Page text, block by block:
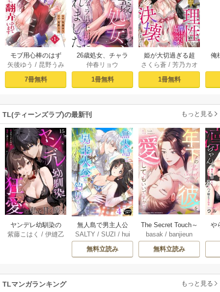
モブ用心棒のはず
ですが、年下帝国
外交官（アイド
ル）様の執着（溺
います【単話版】 1
話
矢後ゆう / 昆野うみ
7冊無料
26歳処女、チャラ
男上司に抱かれま
した【電子単行本
版おまけ付き】 1巻
仲春リョウ
1冊無料
姫が大切過ぎる超
堅物騎士の理性
が、媚薬で決壊し
ました。 1巻
さくら蒼/ 芳乃カオ
1冊無料
俺
TL(ティーンズラブ)の最新刊 もっと見る
ヤンデレ幼馴染の
狂愛は私を甘く壊
ミ】 15巻
紫藤こはく / 伊縫乙
無人島で男主人公
を釣りました 4巻
SALTY / SUZI / hui
nttat
無料立読み
The Secret Touch～
年下の彼を愛して
もいいですか？～
【タテヨミ】 27巻
basak / banjieun
無料立読み
や
TLマンガランキング もっと見る